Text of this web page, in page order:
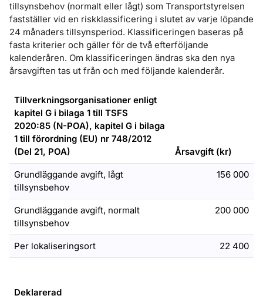
tillsynsbehov (normalt eller lågt) som Transportstyrelsen
fastställer vid en riskklassificering i slutet av varje löpande
24 månaders tillsynsperiod. Klassificeringen baseras på
fasta kriterier och gäller för de två efterföljande
kalenderåren. Om klassificeringen ändras ska den nya
årsavgiften tas ut från och med följande kalenderår.
Tillverkningsorganisationer enligt
kapitel G i bilaga 1 till TSFS
2020:85 (N-POA), kapitel G i bilaga
1 till förordning (EU) nr 748/2012
(Del 21, POA)
Årsavgift (kr)
Grundläggande avgift, lågt
tillsynsbehov
156 000
Grundläggande avgift, normalt
tillsynsbehov
200 000
Per lokaliseringsort 22 400
Deklarerad